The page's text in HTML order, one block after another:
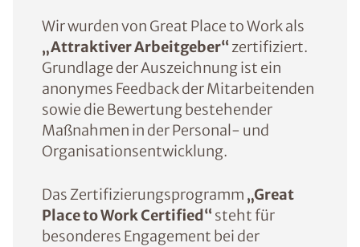
Wir wurden von Great Place to Work als
„Attraktiver Arbeitgeber“zertifiziert.
Grundlage der Auszeichnung ist ein
anonymes Feedback der Mitarbeitenden
sowie die Bewertung bestehender
Maßnahmen in der Personal- und
Organisationsentwicklung.
Das Zertifizierungsprogramm „Great
Place to Work Certified“steht für
besonderes Engagement bei der